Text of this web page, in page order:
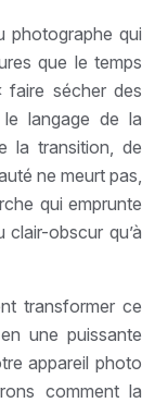
photographe qui
que le temps
faire sécher des
langage de la
la transition, de
ne meurt pas,
qui emprunte
obscur qu’à
transformer ce
une puissante
appareil photo
comment la